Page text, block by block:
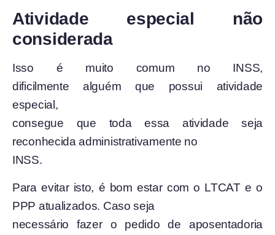
Atividade especial não
considerada
Isso é muito comum no INSS,
dificilmente alguém que possui atividade
especial,
consegue que toda essa atividade seja
reconhecida administrativamente no
INSS.
Para evitar isto, é bom estar com o LTCAT e o
PPP atualizados. Caso seja
necessário fazer o pedido de aposentadoria